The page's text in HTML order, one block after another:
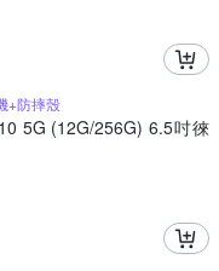
+防摔殼
5G (12G/256G) 6.5吋徠